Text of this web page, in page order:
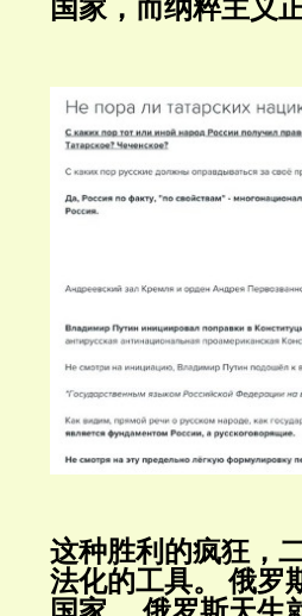
国家，而纳粹主义
这种胜利的疯狂，
法化的工具。
俄罗